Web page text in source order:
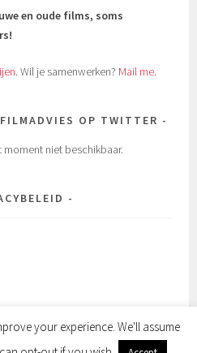
en oude films, soms
. Wil je samenwerken? Mail me.
OP TWITTER
niet beschikbaar.
your experience. We'll assume